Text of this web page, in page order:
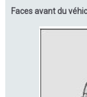
Faces avant du